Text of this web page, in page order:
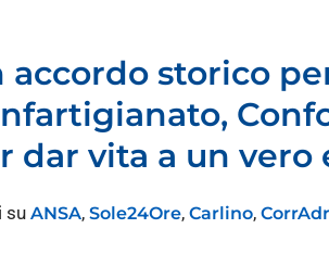
accordo storico
dar vita a un
su ANSA, Sole24Ore, Carlino, CorrAdr